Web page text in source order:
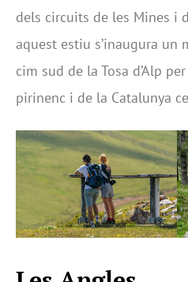
dels circuits de les Mines i
aquest estiu s’inaugura un
cim sud de la Tosa d’Alp
pirinenc i de la Catalunya